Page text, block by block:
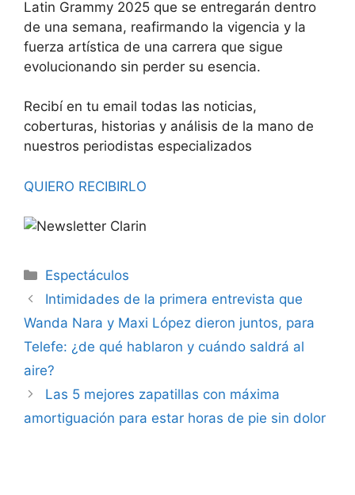
Latin Grammy 2025 que se entregarán dentro
de una semana, reafirmando la vigencia y la
fuerza artística de una carrera que sigue
evolucionando sin perder su esencia.
Recibí en tu email todas las noticias,
coberturas, historias y análisis de la mano de
nuestros periodistas especializados
QUIERO RECIBIRLO
Espectáculos
Intimidades de la primera entrevista que
Wanda Nara y Maxi López dieron juntos, para
Telefe: ¿de qué hablaron y cuándo saldrá al
aire?
Las 5 mejores zapatillas con máxima
amortiguación para estar horas de pie sin dolor